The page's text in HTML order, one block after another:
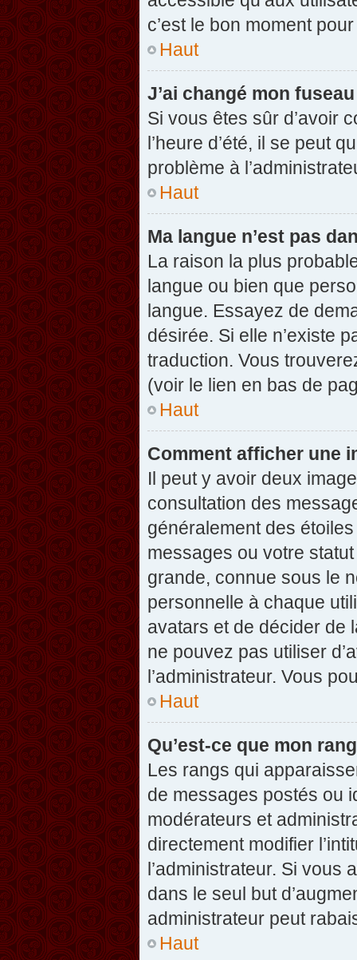
c’est le bon moment
Haut
J’ai changé mon
Si vous êtes sûr d’avoir
l’heure d’été, il se peut
problème à
Haut
Ma langue n’est pas
La raison la plus
langue ou bien que
langue. Essayez de
désirée. Si elle n’existe
traduction. Vous
(voir le lien en bas de
Haut
Comment afficher une
Il peut y avoir deux
consultation des
généralement des
messages ou votre
grande, connue sous le
personnelle à chaque
avatars et de décider de
ne pouvez pas utiliser
l’administrateur. Vous
Haut
Qu’est-ce que mon
Les rangs qui
de messages postés ou
modérateurs et
directement modifier
l’administrateur. Si vous
dans le seul but
administrateur peut
Haut